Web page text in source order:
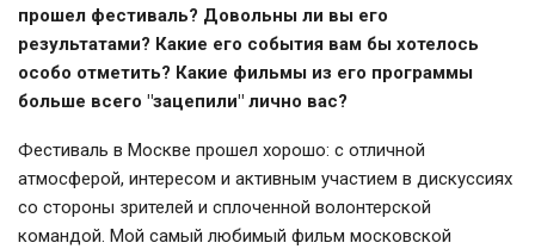
прошел фестиваль? Довольны ли вы его
результатами? Какие его события вам бы хотелось
особо отметить? Какие фильмы из его программы
больше всего "зацепили" лично вас?
Фестиваль в Москве прошел хорошо: с отличной
атмосферой, интересом и активным участием в дискуссиях
со стороны зрителей и сплоченной волонтерской
командой. Мой самый любимый фильм московской